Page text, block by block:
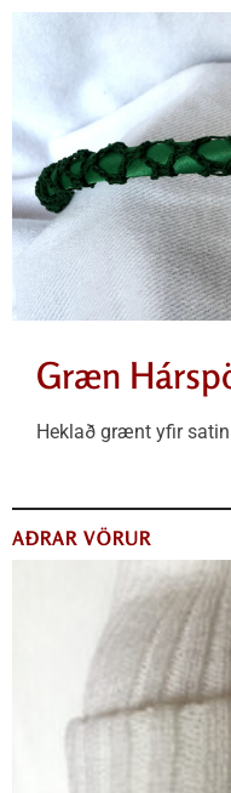
Græn
Heklað grænt yfir
AÐRAR VÖRUR